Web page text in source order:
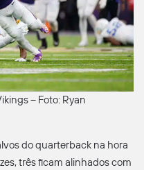
– Foto: Ryan
do quarterback na hora
três ficam alinhados com